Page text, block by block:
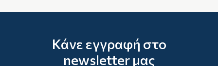
Κάνε εγγραφή στο
newsletter μας